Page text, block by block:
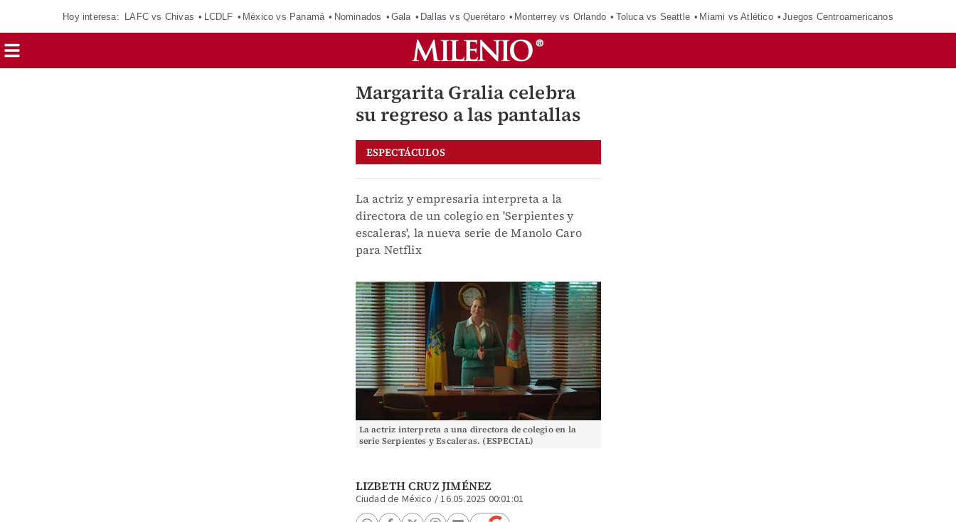
Hoy interesa: LAFC vs Chivas LCDLF México vs Panamá Nominados Gala Dallas vs Querétaro Monterrey vs Orlando Toluca vs Seattle Miami vs Atlético Juegos Centroamericanos
Margarita Gralia celebra
su regreso a las pantallas
ESPECTÁCULOS
La actriz y empresaria interpreta a la
directora de un colegio en 'Serpientes y
escaleras', la nueva serie de Manolo Caro
para Netflix
La actriz interpreta a una directora de colegio en la
serie Serpientes y Escaleras. (ESPECIAL)
LIZBETH CRUZ JIMÉNEZ
Ciudad de México /16.05.2025 00:01:01